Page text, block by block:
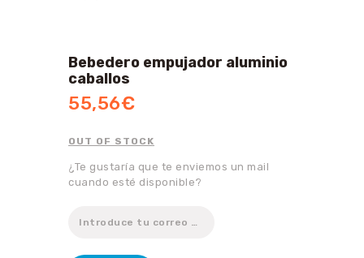
Bebedero empujador aluminio
caballos
55,56€
OUT OF STOCK
¿Te gustaría que te enviemos un mail
cuando esté disponible?